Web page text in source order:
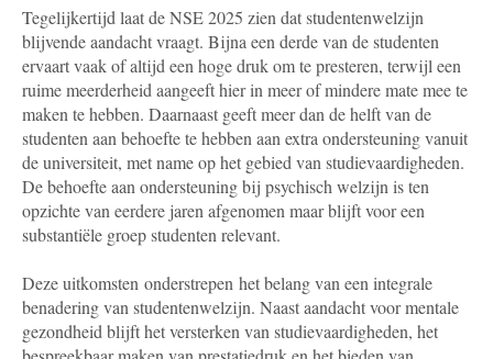
Tegelijkertijd laat de NSE 2025 zien dat studentenwelzijn
blijvende aandacht vraagt. Bijna een derde van de studenten
ervaart vaak of altijd een hoge druk om te presteren, terwijl een
ruime meerderheid aangeeft hier in meer of mindere mate mee te
maken te hebben. Daarnaast geeft meer dan de helft van de
studenten aan behoefte te hebben aan extra ondersteuning vanuit
de universiteit, met name op het gebied van studievaardigheden.
De behoefte aan ondersteuning bij psychisch welzijn is ten
opzichte van eerdere jaren afgenomen maar blijft voor een
substantiële groep studenten relevant.
Deze uitkomsten onderstrepen het belang van een integrale
benadering van studentenwelzijn. Naast aandacht voor mentale
gezondheid blijft het versterken van studievaardigheden, het